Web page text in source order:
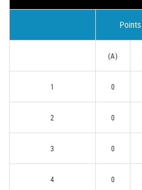
Points
(A)
1 0
2 0
3 0
4 0